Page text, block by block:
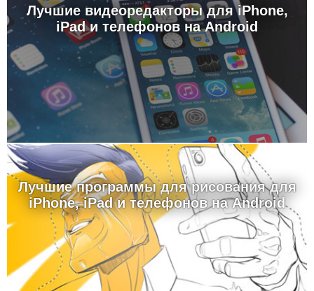
Лучшие видеоредакторы для iPhone,
iPad и телефонов на Android
Лучшие программы для рисования для
iPhone, iPad и телефонов на Android